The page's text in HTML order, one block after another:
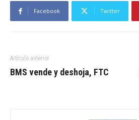
Facebook Twitter
Artículo anterior
BMS vende y deshoja, FTC